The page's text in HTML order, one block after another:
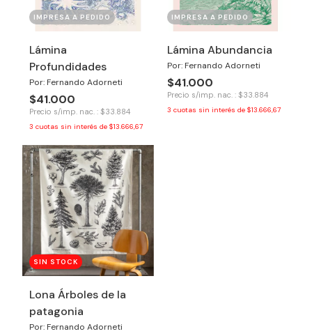
IMPRESA A PEDIDO
Lámina
Profundidades
Por: Fernando Adorneti
$41.000
Precio s/imp. nac. : $33.884
3 cuotas sin interés de $13.666,67
IMPRESA A PEDIDO
Lámina Abundancia
Por: Fernando Adorneti
$41.000
Precio s/imp. nac. : $33.884
3 cuotas sin interés de $13.666,67
SIN STOCK
Lona Árboles de la
patagonia
Por: Fernando Adorneti